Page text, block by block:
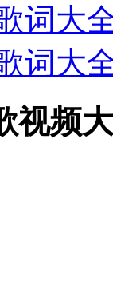
词大
词大
视频